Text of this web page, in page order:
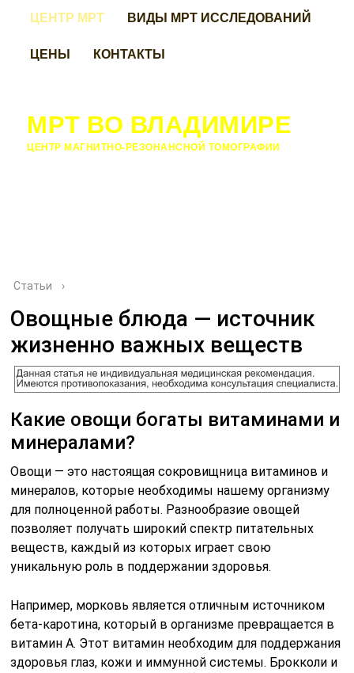
ЦЕНТР МРТ
ВИДЫ МРТ ИССЛЕДОВАНИЙ
ЦЕНЫ
КОНТАКТЫ
МРТ ВО ВЛАДИМИРЕ
ЦЕНТР МАГНИТНО-РЕЗОНАНСНОЙ ТОМОГРАФИИ
Статьи ›
Овощные блюда — источник
жизненно важных веществ
Какие овощи богаты витаминами и
минералами?
Овощи — это настоящая сокровищница витаминов и
минералов, которые необходимы нашему организму
для полноценной работы. Разнообразие овощей
позволяет получать широкий спектр питательных
веществ, каждый из которых играет свою
уникальную роль в поддержании здоровья.
Например, морковь является отличным источником
бета-каротина, который в организме превращается в
витамин А. Этот витамин необходим для поддержания
здоровья глаз, кожи и иммунной системы. Брокколи и